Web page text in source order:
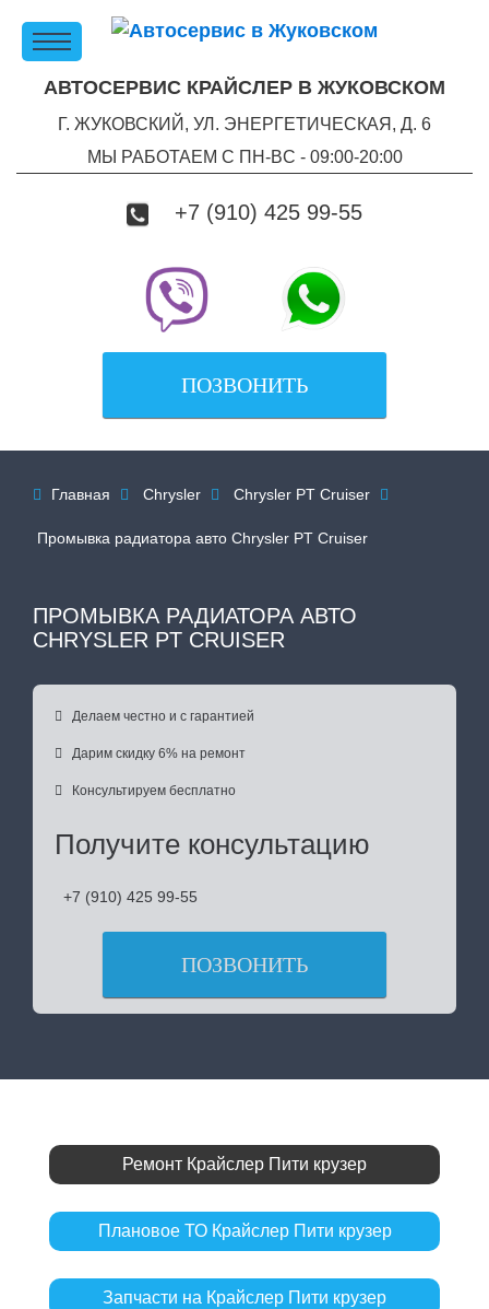
АВТОСЕРВИС КРАЙСЛЕР В ЖУКОВСКОМ
Г. ЖУКОВСКИЙ, УЛ. ЭНЕРГЕТИЧЕСКАЯ, Д. 6
МЫ РАБОТАЕМ С ПН-ВC - 09:00-20:00
+7 (910) 425 99-55
ПОЗВОНИТЬ
 Главная  Chrysler  Chrysler PT Cruiser 
Промывка радиатора авто Chrysler PT Cruiser
ПРОМЫВКА РАДИАТОРА АВТО
CHRYSLER PT CRUISER
 Делаем честно и с гарантией
 Дарим скидку 6% на ремонт
 Консультируем бесплатно
Получите консультацию
+7 (910) 425 99-55
ПОЗВОНИТЬ
Ремонт Крайслер Пити крузер
Плановое ТО Крайслер Пити крузер
Запчасти на Крайслер Пити крузер